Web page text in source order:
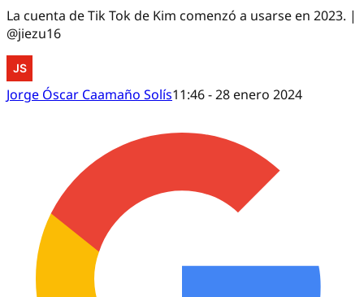
La cuenta de Tik Tok de Kim comenzó a usarse en 2023. |
@jiezu16
Jorge Óscar Caamaño Solís11:46 - 28 enero 2024